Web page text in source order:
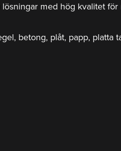
med hög kvalitet
betong, plåt, papp, platta